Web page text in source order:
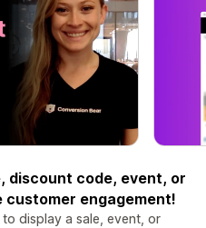
discount code, event, or
engagement!
display a sale, event, or